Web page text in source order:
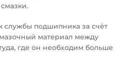
службы подшипника за счёт
материал между
где он необходим больше